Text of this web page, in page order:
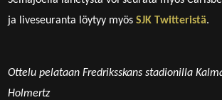
ja liveseuranta löytyy myösSJK Twitteristä.
Ottelu pelataan Fredriksskans stadionilla
Holmertz